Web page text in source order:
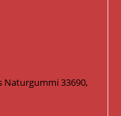
Naturgummi 33690,